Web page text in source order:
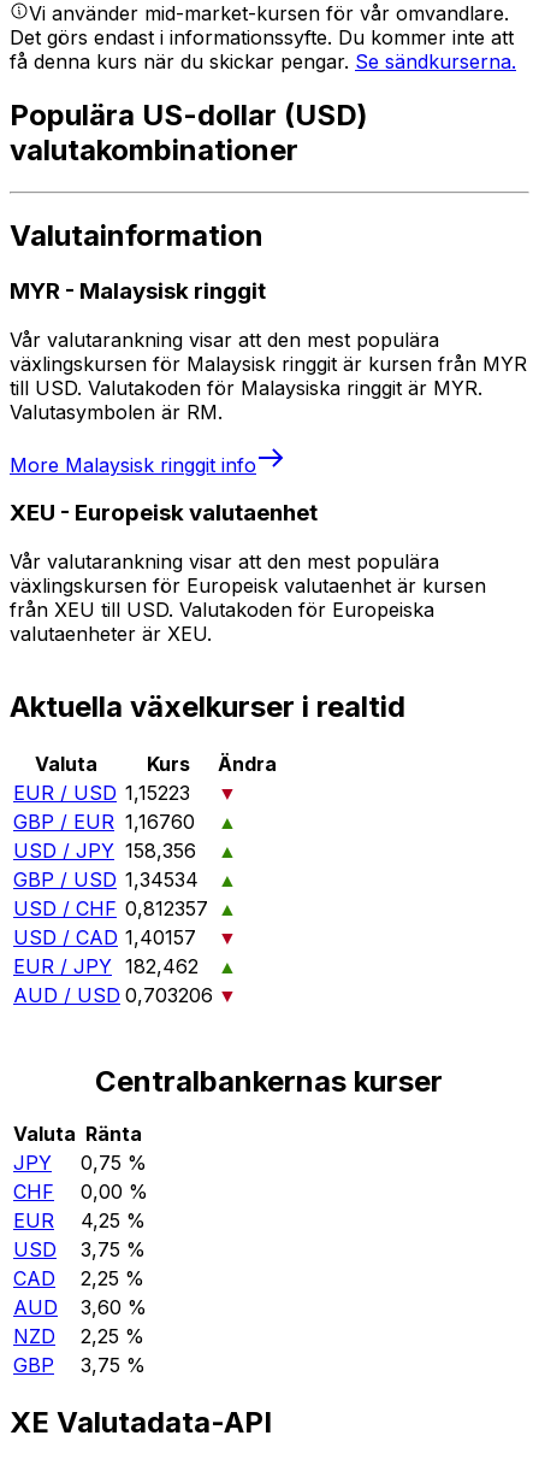
Vi använder mid-market-kursen för vår omvandlare.
Det görs endast i informationssyfte. Du kommer inte att
få denna kurs när du skickar pengar. Se sändkurserna.
Populära US-dollar (USD)
valutakombinationer
Valutainformation
MYR - Malaysisk ringgit
Vår valutarankning visar att den mest populära
växlingskursen för Malaysisk ringgit är kursen från MYR
till USD. Valutakoden för Malaysiska ringgit är MYR.
Valutasymbolen är RM.
More Malaysisk ringgit info
XEU - Europeisk valutaenhet
Vår valutarankning visar att den mest populära
växlingskursen för Europeisk valutaenhet är kursen
från XEU till USD. Valutakoden för Europeiska
valutaenheter är XEU.
Aktuella växelkurser i realtid
Valuta Kurs
Ändra
EUR / USD 1,15223
▼
GBP / EUR 1,16760
▲
USD / JPY 158,356
▲
GBP / USD 1,34534
▲
USD / CHF 0,812357
▲
USD / CAD 1,40157
▼
EUR / JPY 182,462
▲
AUD / USD 0,703206 ▼
Centralbankernas kurser
Valuta Ränta
JPY
0,75 %
CHF
0,00 %
EUR
4,25 %
USD
3,75 %
CAD
2,25 %
AUD
3,60 %
NZD
2,25 %
GBP
3,75 %
XE Valutadata-API